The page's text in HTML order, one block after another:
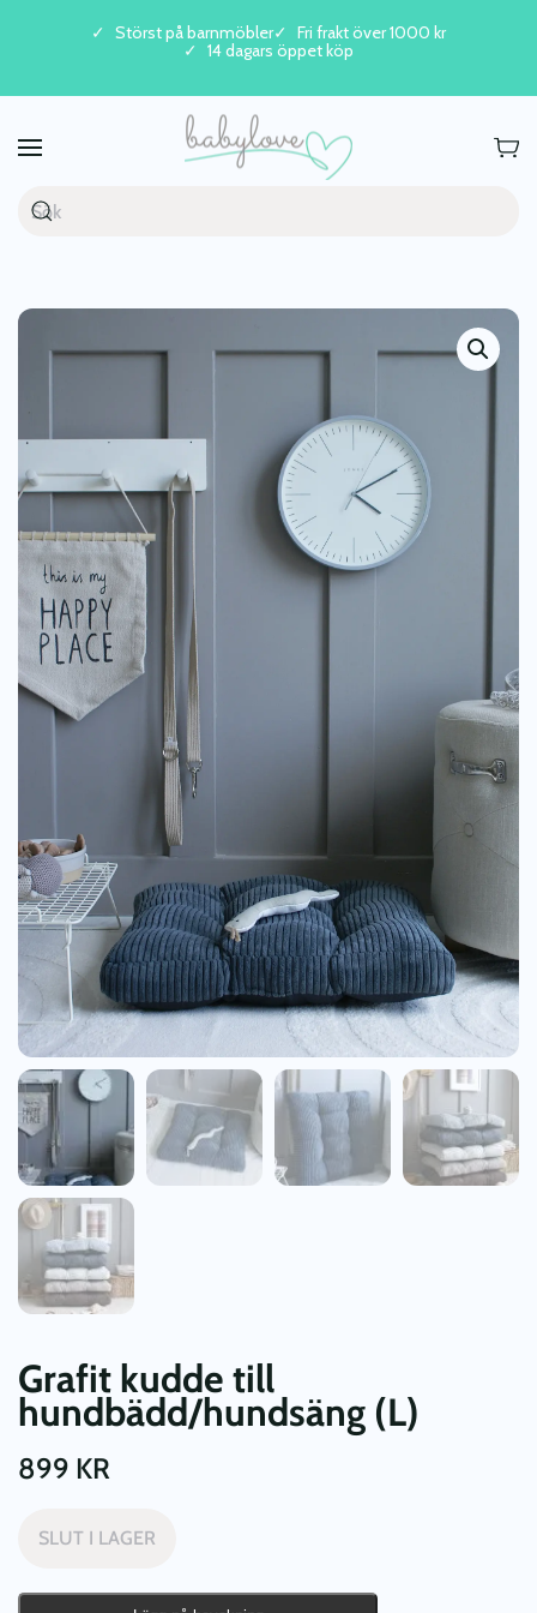
Skip to main content
Störst på barnmöbler
Fri frakt över 1000 kr
14 dagars öppet köp
Grafit kudde till
hundbädd/hundsäng (L)
899 KR
SLUT I LAGER